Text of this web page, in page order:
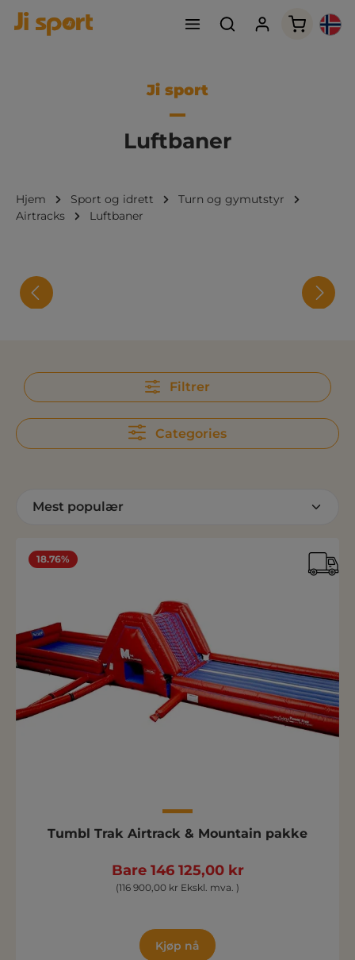
Ji sport
Luftbaner
Hjem Sport og idrett
Turn og gymutstyr
Airtracks
Luftbaner
Filtrer
Categories
18.76%
Tumbl Trak Airtrack & Mountain pakke
Bare 146 125,00 kr
(116 900,00 kr Ekskl. mva. )
Kjøp nå